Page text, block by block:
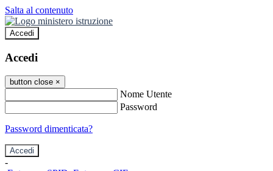
Salta al contenuto
Accedi
Accedi
button close ×
Nome Utente
Password
Password dimenticata?
-